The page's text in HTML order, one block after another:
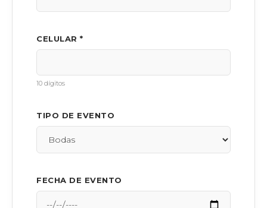
CELULAR *
10 dígitos
TIPO DE EVENTO
FECHA DE EVENTO